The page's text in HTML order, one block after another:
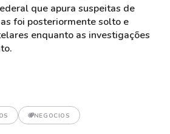
que apura suspeitas de
foi posteriormente solto e
enquanto as investigações
NEGOCIOS